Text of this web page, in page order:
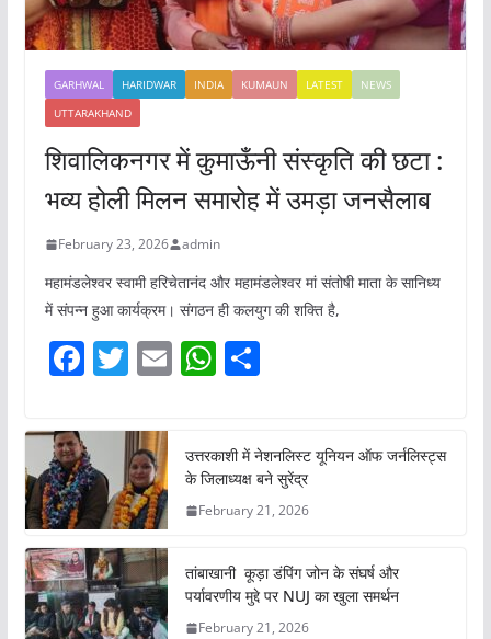
GARHWAL HARIDWAR INDIA KUMAUN LATEST
NEWS
UTTARAKHAND
शिवालिकनगर में कुमाऊँनी संस्कृति की छटा :
भव्य होली मिलन समारोह में उमड़ा जनसैलाब
February 23, 2026 admin
महामंडलेश्वर स्वामी हरिचेतानंद और महामंडलेश्वर मां संतोषी माता के सानिध्य
में संपन्न हुआ कार्यक्रम। संगठन ही कलयुग की शक्ति है,
F
c
e
b
o
o
k
T
itt
er
E W
s
A
p
S
e
उत्तरकाशी में नेशनलिस्ट यूनियन ऑफ जर्नलिस्ट्स
के जिलाध्यक्ष बने सुरेंद्र
February 21, 2026
तांबाखानी कूड़ा डंपिंग जोन के संघर्ष और
पर्यावरणीय मुद्दे पर NUJ का खुला समर्थन
February 21, 2026